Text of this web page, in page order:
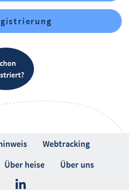
Webtracking
Über heise Über uns